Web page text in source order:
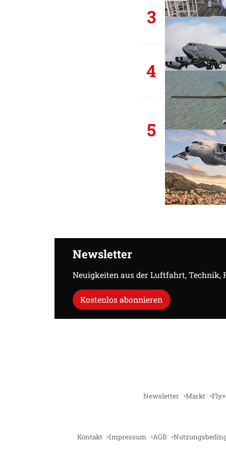
3
4
5
Newsletter
Neuigkeiten aus der Luftfahrt,
Kostenlos abonnieren
Newsletter Markt Fly+
Kontakt Impressum AGB